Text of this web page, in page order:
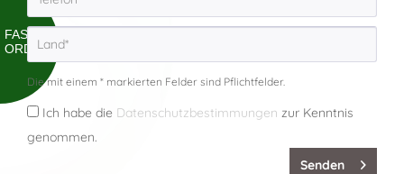
FAST
ORDER
Die mit einem * markierten Felder sind Pflichtfelder.
Ich habe die Datenschutzbestimmungen zur Kenntnis
genommen.
Senden